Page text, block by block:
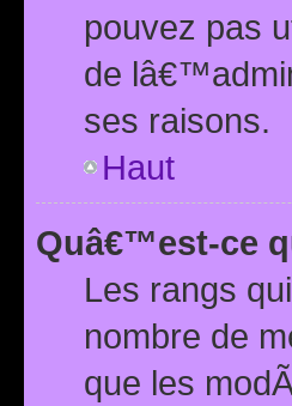
pouvez pas
de
ses raisons.
Haut
Quâ€™est-ce
Les rangs
nombre de
que les